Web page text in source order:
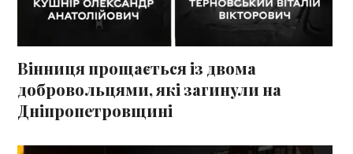
Вінниця прощається із двома
добровольцями, які загинули на
Дніпропетровщині